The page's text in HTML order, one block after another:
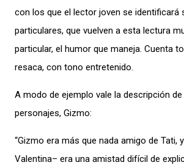
con los que el lector joven se identificará
particulares, que vuelven a esta lectura
particular, el humor que maneja. Cuenta
resaca, con tono entretenido.
A modo de ejemplo vale la descripción
personajes, Gizmo:
“Gizmo era más que nada amigo de Tati,
Valentina– era una amistad difícil de